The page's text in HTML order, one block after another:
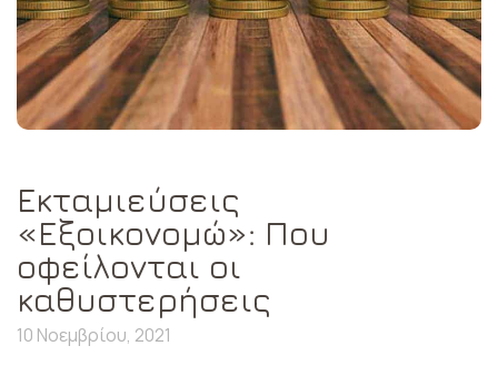
Εκταμιεύσεις
«Εξοικονομώ»: Που
οφείλονται οι
καθυστερήσεις
10 Νοεμβρίου, 2021